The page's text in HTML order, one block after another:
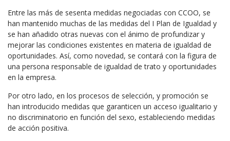
Entre las más de sesenta medidas negociadas con CCOO, se
han mantenido muchas de las medidas del I Plan de Igualdad y
se han añadido otras nuevas con el ánimo de profundizar y
mejorar las condiciones existentes en materia de igualdad de
oportunidades. Así, como novedad, se contará con la figura de
una persona responsable de igualdad de trato y oportunidades
en la empresa.
Por otro lado, en los procesos de selección, y promoción se
han introducido medidas que garanticen un acceso igualitario y
no discriminatorio en función del sexo, estableciendo medidas
de acción positiva.